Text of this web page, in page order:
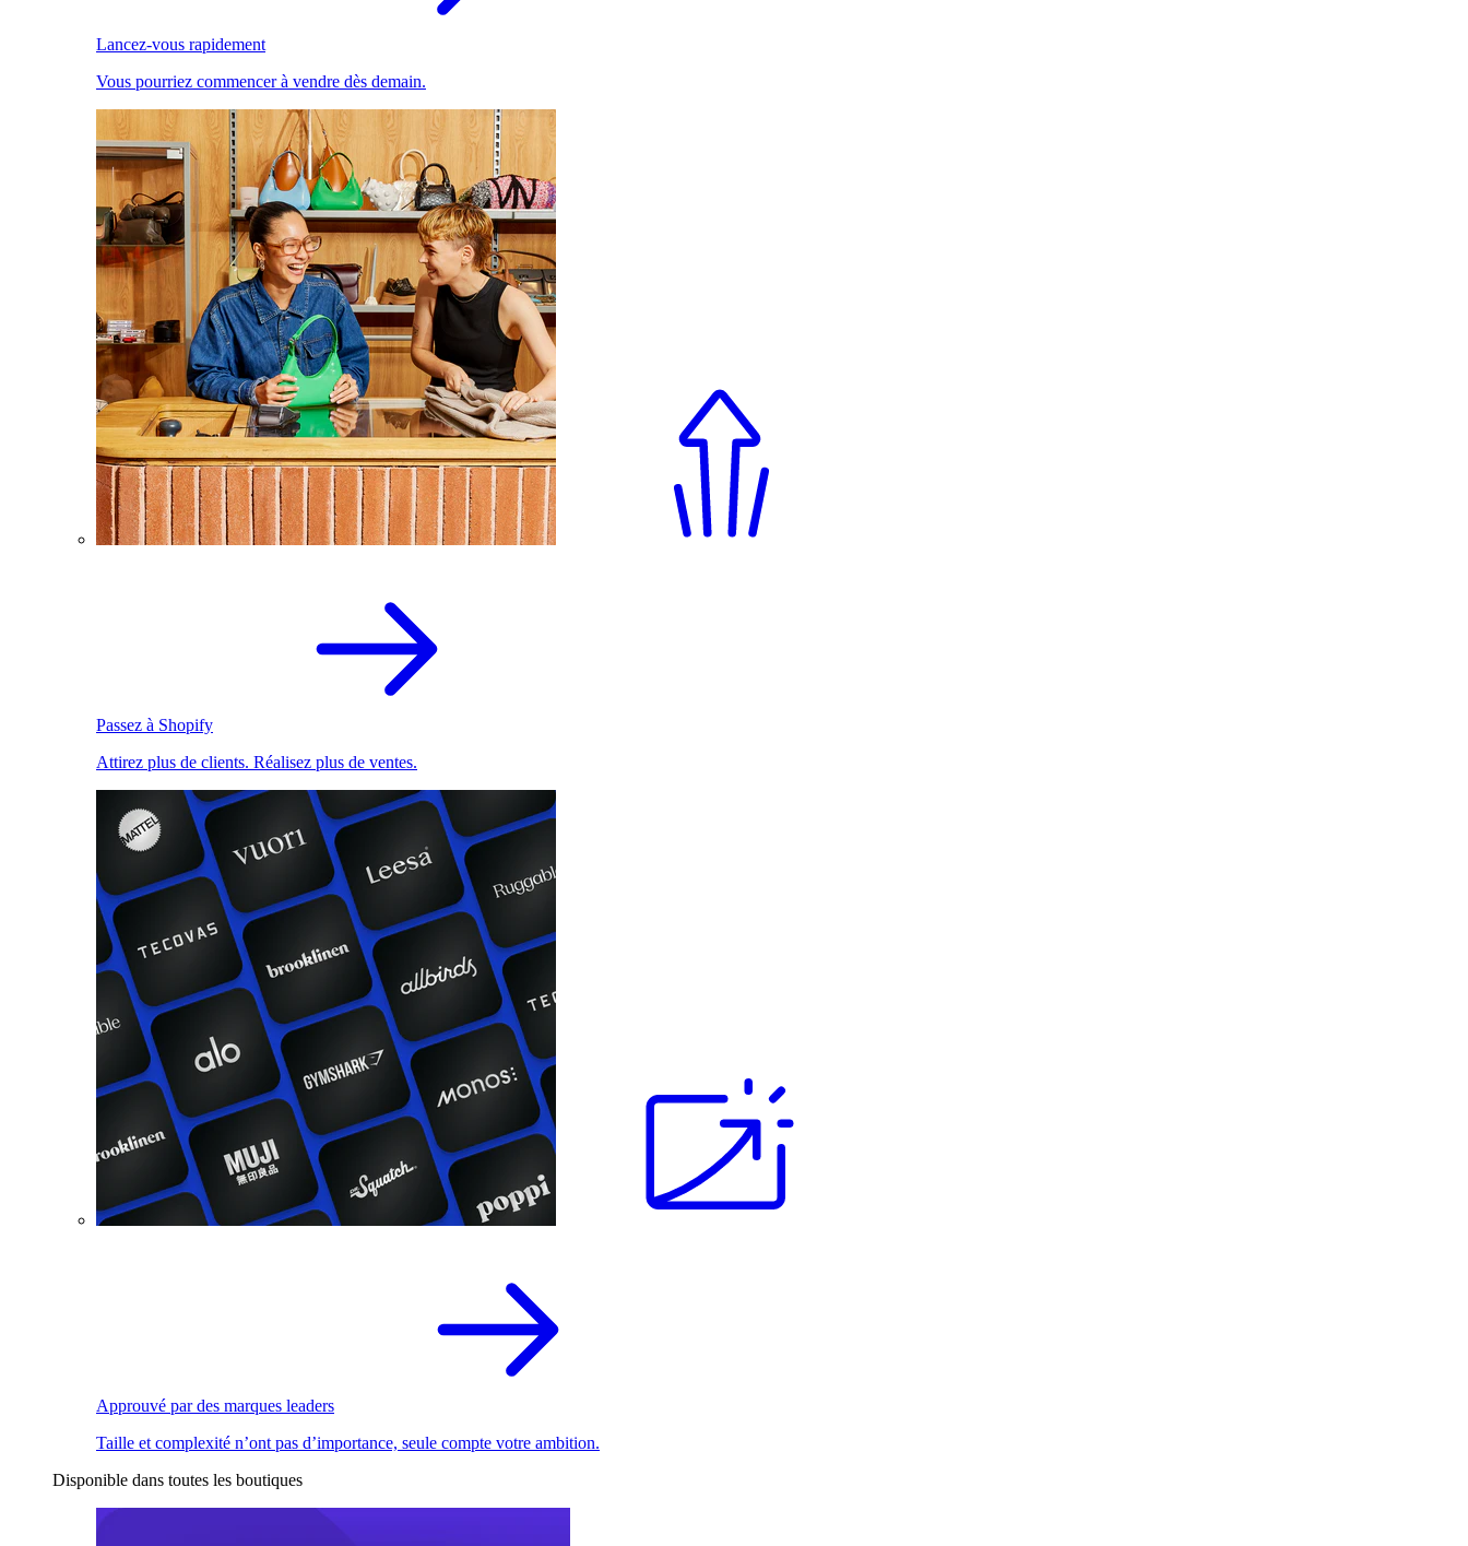
Lancez-vous rapidement
Vous pourriez commencer à vendre dès demain.
Passez à Shopify
Attirez plus de clients. Réalisez plus de ventes.
Approuvé par des marques leaders
Taille et complexité n’ont pas d’importance, seule compte votre ambition.
Disponible dans toutes les boutiques